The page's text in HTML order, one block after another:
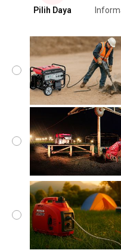
Pilih Daya